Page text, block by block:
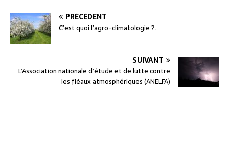
PRÉCÉDENT
C’est quoi l’agro-climatologie ?.
SUIVANT
L’Association nationale d’étude et de lutte contre
les fléaux atmosphériques (ANELFA)